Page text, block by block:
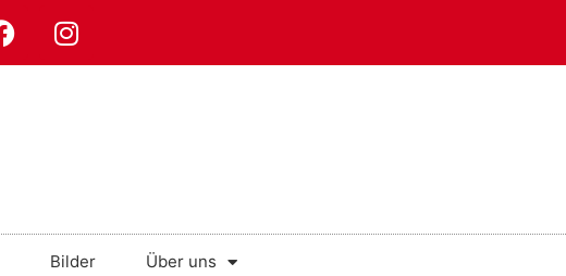
Bilder Über uns